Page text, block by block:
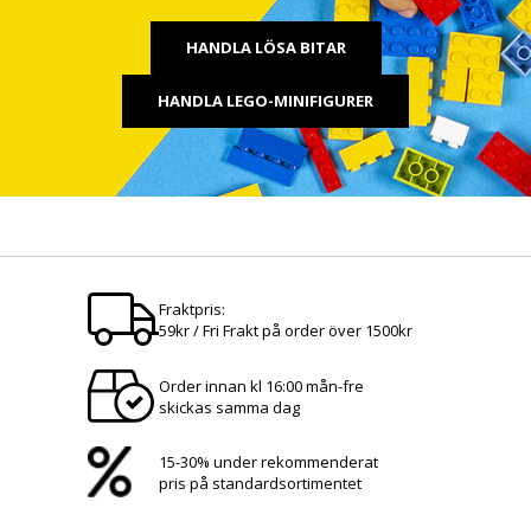
HANDLA LÖSA BITAR
HANDLA LEGO-MINIFIGURER
Fraktpris:
59kr / Fri Frakt på order över 1500kr
Order innan kl 16:00 mån-fre
skickas samma dag
15-30% under rekommenderat
pris på standardsortimentet